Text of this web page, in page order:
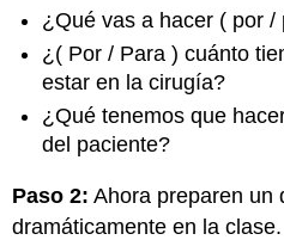
¿Qué vas a hacer ( por /
¿( Por / Para ) cuánto
estar en la cirugía?
¿Qué tenemos que
del paciente?
Paso 2: Ahora preparen un
dramáticamente en la